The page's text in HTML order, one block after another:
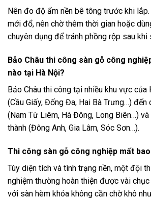
Nên đo độ ẩm nền bê tông trước khi
mới đổ, nên chờ thêm thời gian hoặc
chuyên dụng để tránh phồng rộp sau khi
Bảo Châu thi công sàn gỗ công
nào tại Hà Nội?
Bảo Châu thi công tại nhiều khu vực của
(Cầu Giấy, Đống Đa, Hai Bà Trưng…) đến
(Nam Từ Liêm, Hà Đông, Long Biên…)
thành (Đông Anh, Gia Lâm, Sóc Sơn…).
Thi công sàn gỗ công nghiệp mất
Tùy diện tích và tình trạng nền, một đội
nghiệm thường hoàn thiện được vài
với sàn hèm khóa không cần chờ khô